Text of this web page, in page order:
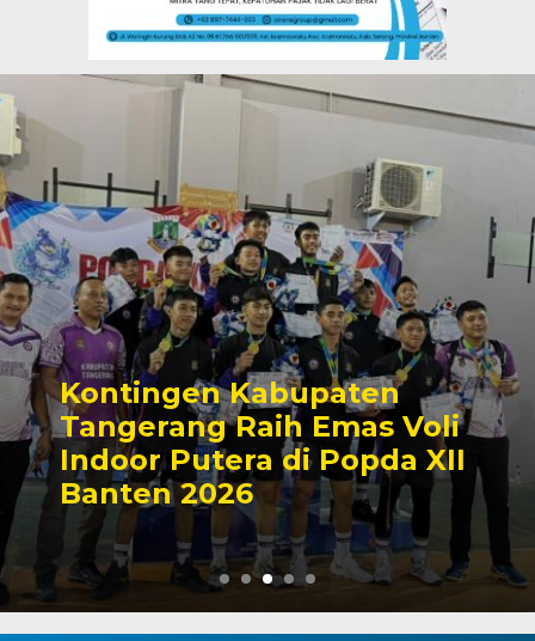
Kontingen Kabupaten
Tangerang Raih Emas Voli
Indoor Putera di Popda XII
Banten 2026